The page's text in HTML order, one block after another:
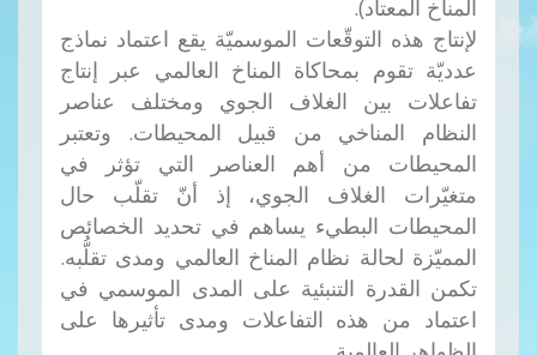
المناخ المعتاد).
لإنتاج هذه التوقّعات الموسميّة يقع اعتماد نماذج
عدديّة تقوم بمحاكاة المناخ العالمي عبر إنتاج
تفاعلات بين الغلاف الجوي ومختلف عناصر
النظام المناخي من قبيل المحيطات. وتعتبر
المحيطات من أهم العناصر التي تؤثر في
متغيّرات الغلاف الجوي، إذ أنّ تقلّب حال
المحيطات البطيء يساهم في تحديد الخصائص
المميّزة لحالة نظام المناخ العالمي ومدى تقلُّبه.
تكمن القدرة التنبئية على المدى الموسمي في
اعتماد من هذه التفاعلات ومدى تأثيرها على